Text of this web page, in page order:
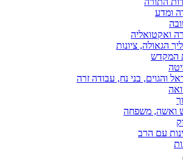
ומדע
ואקטואליה
הגאולה, ציונות
המקדש
והגוים, בני נח, עבודה זרה
ואשה, משפחה
עם הרב